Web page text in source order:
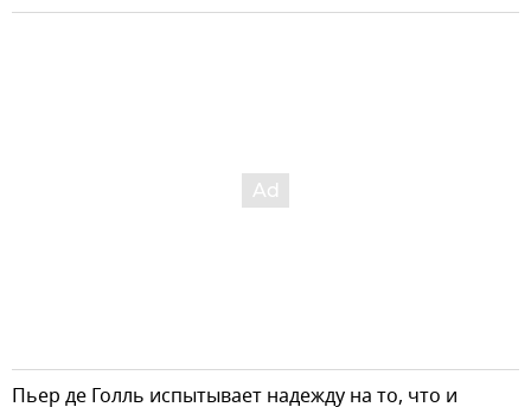
Пьер де Голль испытывает надежду на то, что и